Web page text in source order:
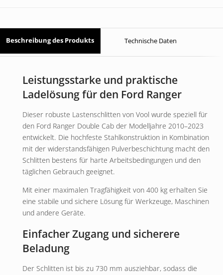
Beschreibung des Produkts Technische Daten
Leistungsstarke und praktische
Ladelösung für den Ford Ranger
Dieser robuste Lastenschlitten von Vool wurde speziell für
den Ford Ranger Double Cab der Modelljahre 2010–2023
entwickelt. Die hochfeste Stahlkonstruktion in Kombination
mit der widerstandsfähigen Pulverbeschichtung macht den
Schlitten bestens für harte Arbeitsbedingungen und den
täglichen Gebrauch geeignet.
Mit einer maximalen Tragfähigkeit von 400 kg erhalten Sie
eine stabile und sichere Lösung für Werkzeuge, Maschinen
und andere Geräte.
Einfacher Zugang und sicherere
Beladung
Der Schlitten ist bis zu 730 mm ausziehbar, sodass die